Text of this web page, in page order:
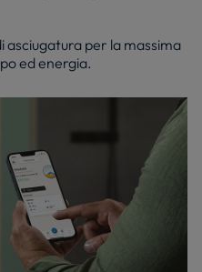
asciugatura per la massima
ed energia.